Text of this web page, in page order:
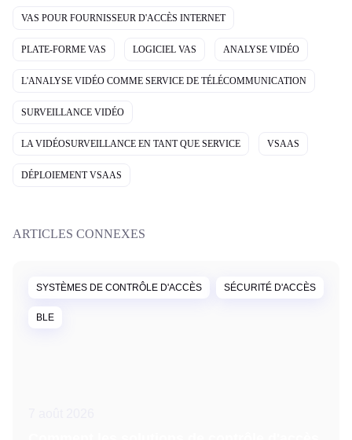
VAS POUR FOURNISSEUR D'ACCÈS INTERNET
PLATE-FORME VAS LOGICIEL VAS ANALYSE VIDÉO
L'ANALYSE VIDÉO COMME SERVICE DE TÉLÉCOMMUNICATION
SURVEILLANCE VIDÉO
LA VIDÉOSURVEILLANCE EN TANT QUE SERVICE VSAAS
DÉPLOIEMENT VSAAS
ARTICLES CONNEXES
SYSTÈMES DE CONTRÔLE D'ACCÈS SÉCURITÉ D'ACCÈS
BLE